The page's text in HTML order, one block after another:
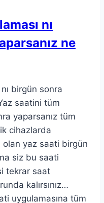
nı
ne
birgün sonra
saatini tüm
yaparsanız tüm
cihazlarda
olan yaz saati birgün
siz bu saati
tekrar saat
kalırsınız…
uygulamasına tüm